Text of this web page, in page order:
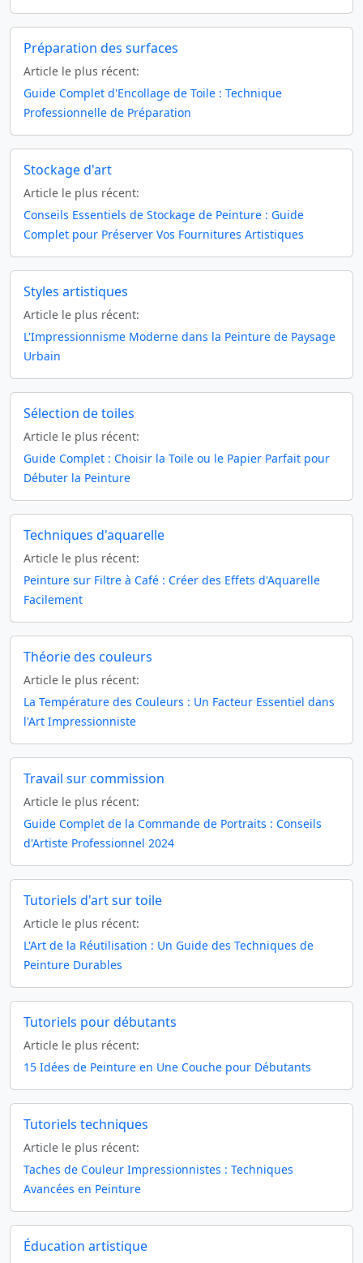
Préparation des surfaces
Article le plus récent:
Guide Complet d'Encollage de Toile : Technique
Professionnelle de Préparation
Stockage d'art
Article le plus récent:
Conseils Essentiels de Stockage de Peinture : Guide
Complet pour Préserver Vos Fournitures Artistiques
Styles artistiques
Article le plus récent:
L'Impressionnisme Moderne dans la Peinture de Paysage
Urbain
Sélection de toiles
Article le plus récent:
Guide Complet : Choisir la Toile ou le Papier Parfait pour
Débuter la Peinture
Techniques d'aquarelle
Article le plus récent:
Peinture sur Filtre à Café : Créer des Effets d'Aquarelle
Facilement
Théorie des couleurs
Article le plus récent:
La Température des Couleurs : Un Facteur Essentiel dans
l'Art Impressionniste
Travail sur commission
Article le plus récent:
Guide Complet de la Commande de Portraits : Conseils
d'Artiste Professionnel 2024
Tutoriels d'art sur toile
Article le plus récent:
L'Art de la Réutilisation : Un Guide des Techniques de
Peinture Durables
Tutoriels pour débutants
Article le plus récent:
15 Idées de Peinture en Une Couche pour Débutants
Tutoriels techniques
Article le plus récent:
Taches de Couleur Impressionnistes : Techniques
Avancées en Peinture
Éducation artistique